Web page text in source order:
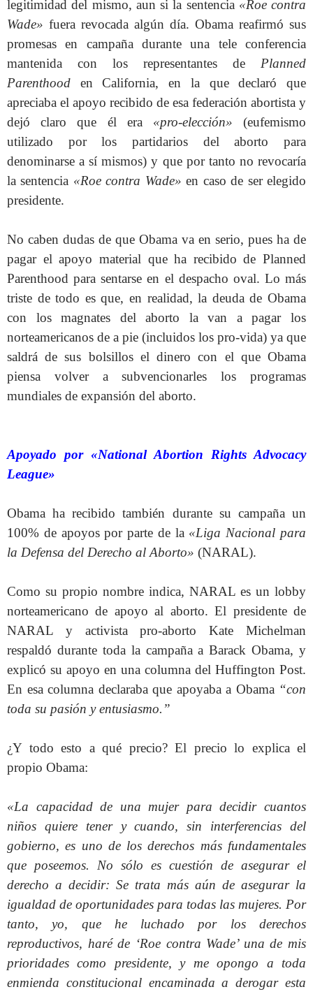
legitimidad del mismo, aun si la sentencia «Roe contra
Wade» fuera revocada algún día. Obama reafirmó sus
promesas en campaña durante una tele conferencia
mantenida con los representantes de Planned
Parenthood en California, en la que declaró que
apreciaba el apoyo recibido de esa federación abortista y
dejó claro que él era «pro-elección» (eufemismo
utilizado por los partidarios del aborto para
denominarse a sí mismos) y que por tanto no revocaría
la sentencia «Roe contra Wade» en caso de ser elegido
presidente.
No caben dudas de que Obama va en serio, pues ha de
pagar el apoyo material que ha recibido de Planned
Parenthood para sentarse en el despacho oval. Lo más
triste de todo es que, en realidad, la deuda de Obama
con los magnates del aborto la van a pagar los
norteamericanos de a pie (incluidos los pro-vida) ya que
saldrá de sus bolsillos el dinero con el que Obama
piensa volver a subvencionarles los programas
mundiales de expansión del aborto.
Apoyado por «National Abortion Rights Advocacy
League»
Obama ha recibido también durante su campaña un
100% de apoyos por parte de la «Liga Nacional para
la Defensa del Derecho al Aborto» (NARAL).
Como su propio nombre indica, NARAL es un lobby
norteamericano de apoyo al aborto. El presidente de
NARAL y activista pro-aborto Kate Michelman
respaldó durante toda la campaña a Barack Obama, y
explicó su apoyo en una columna del Huffington Post.
En esa columna declaraba que apoyaba a Obama “con
toda su pasión y entusiasmo.”
¿Y todo esto a qué precio? El precio lo explica el
propio Obama:
«La capacidad de una mujer para decidir cuantos
niños quiere tener y cuando, sin interferencias del
gobierno, es uno de los derechos más fundamentales
que poseemos. No sólo es cuestión de asegurar el
derecho a decidir: Se trata más aún de asegurar la
igualdad de oportunidades para todas las mujeres. Por
tanto, yo, que he luchado por los derechos
reproductivos, haré de ‘Roe contra Wade’ una de mis
prioridades como presidente, y me opongo a toda
enmienda constitucional encaminada a derogar esta